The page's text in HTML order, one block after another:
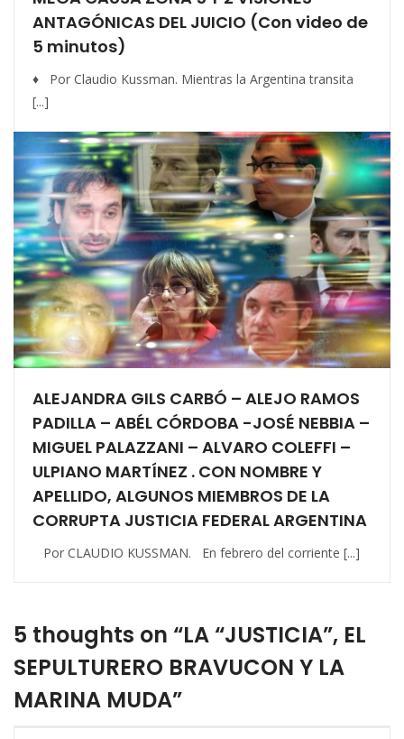
ANTAGÓNICAS DEL JUICIO (Con video de
5 minutos)
♦ Por Claudio Kussman. Mientras la Argentina transita
[...]
ALEJANDRA GILS CARBÓ – ALEJO RAMOS
PADILLA – ABÉL CÓRDOBA -JOSÉ NEBBIA –
MIGUEL PALAZZANI – ALVARO COLEFFI –
ULPIANO MARTÍNEZ . CON NOMBRE Y
APELLIDO, ALGUNOS MIEMBROS DE LA
CORRUPTA JUSTICIA FEDERAL ARGENTINA
Por CLAUDIO KUSSMAN. En febrero del corriente [...]
5 thoughts on “LA “JUSTICIA”, EL
SEPULTURERO BRAVUCON Y LA
MARINA MUDA”